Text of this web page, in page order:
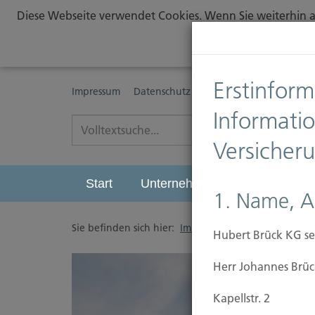
Diese Webseite verwendet Cookies. Wenn Sie
Impressum Datenschutz Erstinformationspflichten
Start Unternehmen
Sie befinden sich hier: Immobilien Versicherung
1. Name,
Hubert Brück KG
Herr Johannes
Kapellstr. 2